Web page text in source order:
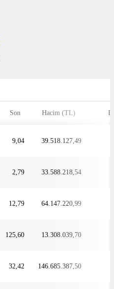
Son Hacim (TL)
9,04 39.518.127,49
2,79 33.588.218,54
12,79 64.147.220,99
125,60 13.308.039,70
32,42 146.685.387,50